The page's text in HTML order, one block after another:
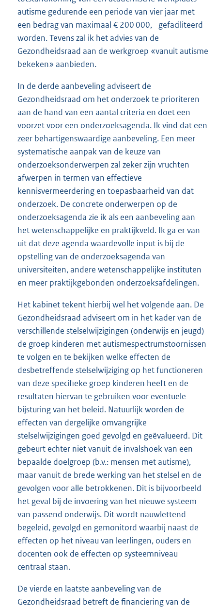
autisme gedurende een periode van vier jaar met
een bedrag van maximaal € 200 000,– gefaciliteerd
worden. Tevens zal ik het advies van de
Gezondheidsraad aan de werkgroep «vanuit autisme
bekeken» aanbieden.
In de derde aanbeveling adviseert de
Gezondheidsraad om het onderzoek te prioriteren
aan de hand van een aantal criteria en doet een
voorzet voor een onderzoeksagenda. Ik vind dat een
zeer behartigenswaardige aanbeveling. Een meer
systematische aanpak van de keuze van
onderzoeksonderwerpen zal zeker zijn vruchten
afwerpen in termen van effectieve
kennisvermeerdering en toepasbaarheid van dat
onderzoek. De concrete onderwerpen op de
onderzoeksagenda zie ik als een aanbeveling aan
het wetenschappelijke en praktijkveld. Ik ga er van
uit dat deze agenda waardevolle input is bij de
opstelling van de onderzoeksagenda van
universiteiten, andere wetenschappelijke instituten
en meer praktijkgebonden onderzoeksafdelingen.
Het kabinet tekent hierbij wel het volgende aan. De
Gezondheidsraad adviseert om in het kader van de
verschillende stelselwijzigingen (onderwijs en jeugd)
de groep kinderen met autismespectrumstoornissen
te volgen en te bekijken welke effecten de
desbetreffende stelselwijziging op het functioneren
van deze specifieke groep kinderen heeft en de
resultaten hiervan te gebruiken voor eventuele
bijsturing van het beleid. Natuurlijk worden de
effecten van dergelijke omvangrijke
stelselwijzigingen goed gevolgd en geëvalueerd. Dit
gebeurt echter niet vanuit de invalshoek van een
bepaalde doelgroep (b.v.: mensen met autisme),
maar vanuit de brede werking van het stelsel en de
gevolgen voor alle betrokkenen. Dit is bijvoorbeeld
het geval bij de invoering van het nieuwe systeem
van passend onderwijs. Dit wordt nauwlettend
begeleid, gevolgd en gemonitord waarbij naast de
effecten op het niveau van leerlingen, ouders en
docenten ook de effecten op systeemniveau
centraal staan.
De vierde en laatste aanbeveling van de
Gezondheidsraad betreft de financiering van de